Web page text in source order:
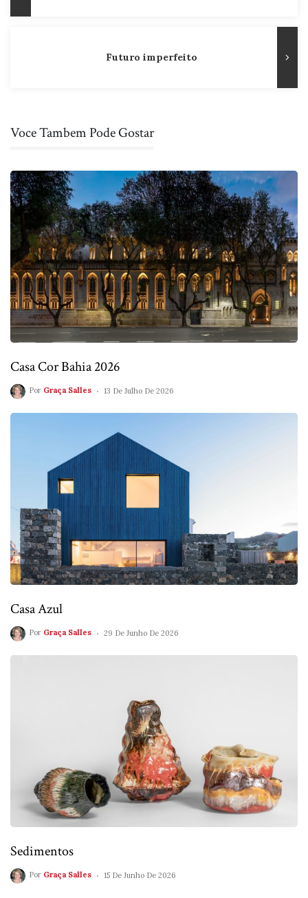
Post
Futuro imperfeito
Voce Tambem Pode Gostar
Casa Cor Bahia 2026
Por Graça Salles 13 De Julho De 2026
Casa Azul
Por Graça Salles 29 De Junho De 2026
Sedimentos
Por Graça Salles 15 De Junho De 2026